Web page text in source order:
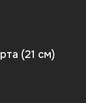
(21 см)